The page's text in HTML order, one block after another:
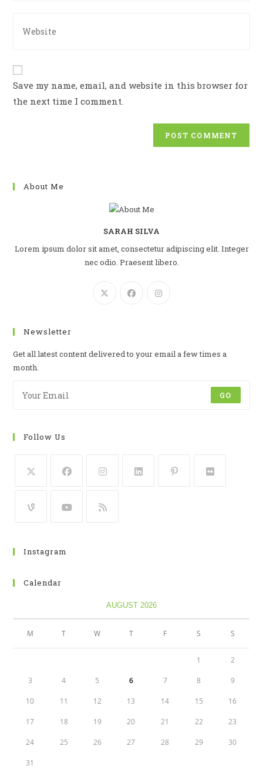
your
URL
(optional)
Save my name, email, and website in this browser for
the next time I comment.
About Me
SARAH SILVA
Lorem ipsum dolor sit amet, consectetur adipiscing elit. Integer
nec odio. Praesent libero.
Newsletter
Get all latest content delivered to your email a few times a
month.
GO
Follow Us
Instagram
Calendar
AUGUST 2026
M T W T F S S
1 2
3 4 5 6 7 8 9
10 11 12 13 14 15 16
17 18 19 20 21 22 23
24 25 26 27 28 29 30
31